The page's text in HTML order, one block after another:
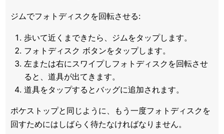
ジムでフォトディスクを回転させる:
歩いて近くまできたら、ジムをタップします。
フォトディスク ボタンをタップします。
左または右にスワイプしフォトディスクを回転させ
ると、道具が出てきます。
道具をタップするとバッグに追加されます。
ポケストップと同じように、もう一度フォトディスクを
回すためにはしばらく待たなければなりません。